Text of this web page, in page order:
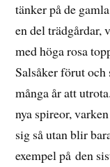
tänker på de
en del trädgårdar,
med höga rosa
Salsåker förut
många år att
nya spireor,
sig så utan blir
exempel på den